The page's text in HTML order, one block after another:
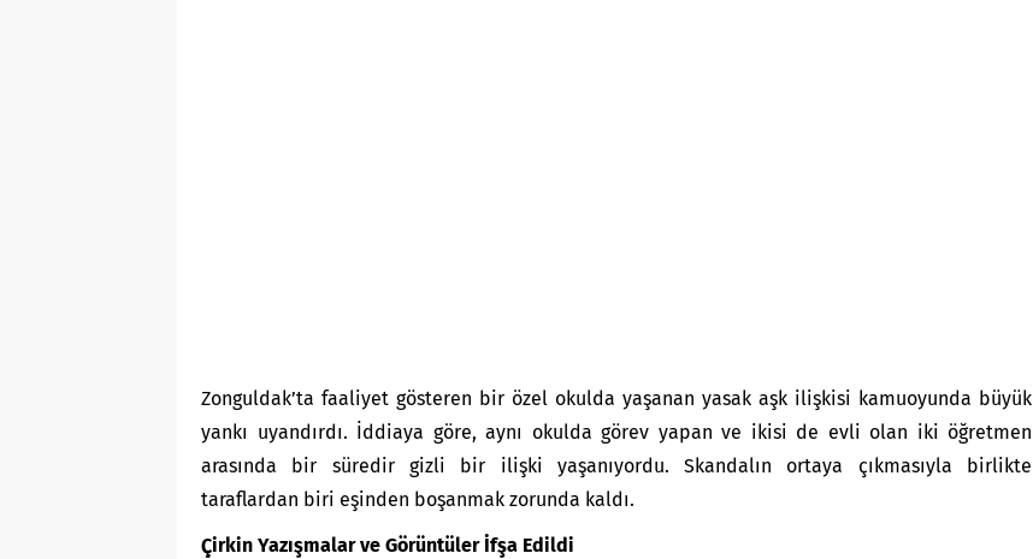
Zonguldak’ta faaliyet gösteren bir özel okulda yaşanan yasak aşk ilişkisi kamuoyunda büyük
yankı uyandırdı. İddiaya göre, aynı okulda görev yapan ve ikisi de evli olan iki öğretmen
arasında bir süredir gizli bir ilişki yaşanıyordu. Skandalın ortaya çıkmasıyla birlikte
taraflardan biri eşinden boşanmak zorunda kaldı.
Çirkin Yazışmalar ve Görüntüler İfşa Edildi